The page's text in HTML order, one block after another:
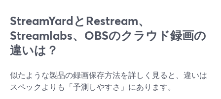
StreamYardとRestream、
Streamlabs、OBSのクラウド録画の
違いは？
似たような製品の録画保存方法を詳しく見ると、違いは
スペックよりも「予測しやすさ」にあります。